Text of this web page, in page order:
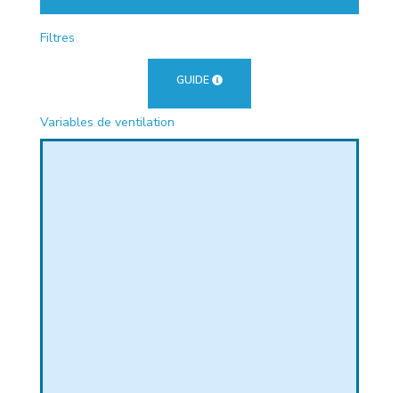
Filtres
GUIDE
Variables de ventilation